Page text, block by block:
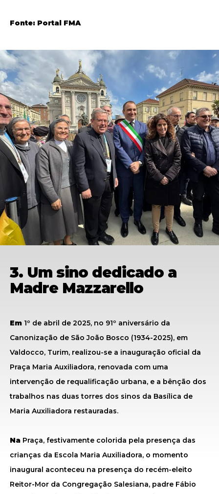
Fonte: Portal FMA
3. Um sino dedicado a
Madre Mazzarello
Em 1º de abril de 2025, no 91º aniversário da
Canonização de São João Bosco (1934-2025), em
Valdocco, Turim, realizou-se a inauguração oficial da
Praça Maria Auxiliadora, renovada com uma
intervenção de requalificação urbana, e a bênção dos
trabalhos nas duas torres dos sinos da Basílica de
Maria Auxiliadora restauradas.
Na Praça, festivamente colorida pela presença das
crianças da Escola Maria Auxiliadora, o momento
inaugural aconteceu na presença do recém-eleito
Reitor-Mor da Congregação Salesiana, padre Fábio